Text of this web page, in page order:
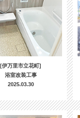
[伊万里市立花町]
浴室改装工事
2025.03.30